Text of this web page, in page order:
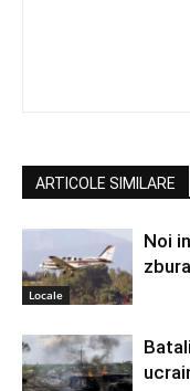
ARTICOLE SIMILARE
Locale
Noi